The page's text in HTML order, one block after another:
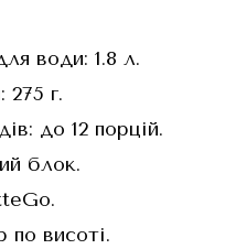
води: 1.8 л.
г.
до 12 порцій.
блок.
по висоті.